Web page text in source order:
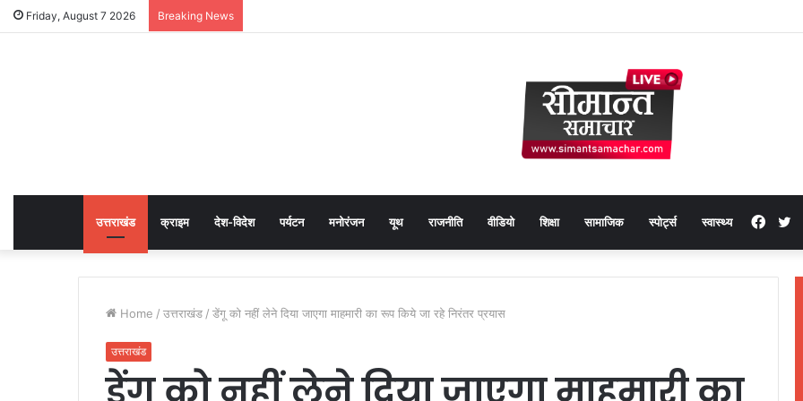
Friday, August 7 2026 Breaking News
उत्तराखंड क्राइम देश-विदेश पर्यटन मनोरंजन यूथ राजनीति वीडियो शिक्षा सामाजिक स्पोर्ट्स स्वास्थ्य
Home / उत्तराखंड / डेंगू को नहीं लेने दिया जाएगा माहमारी का रूप किये जा रहे निरंतर प्रयास
उत्तराखंड